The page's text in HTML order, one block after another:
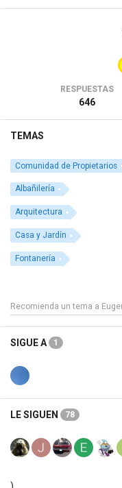
RESPUESTAS
646
TEMAS
Comunidad de Propietarios
Albañilería
Arquitectura
Casa y Jardín
Fontanería
SIGUE A 1
LE SIGUEN 78